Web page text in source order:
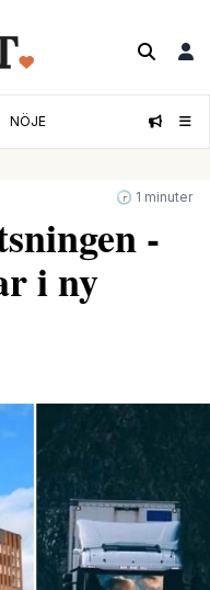
NÖJE
🕝 1 minuter
-
i ny